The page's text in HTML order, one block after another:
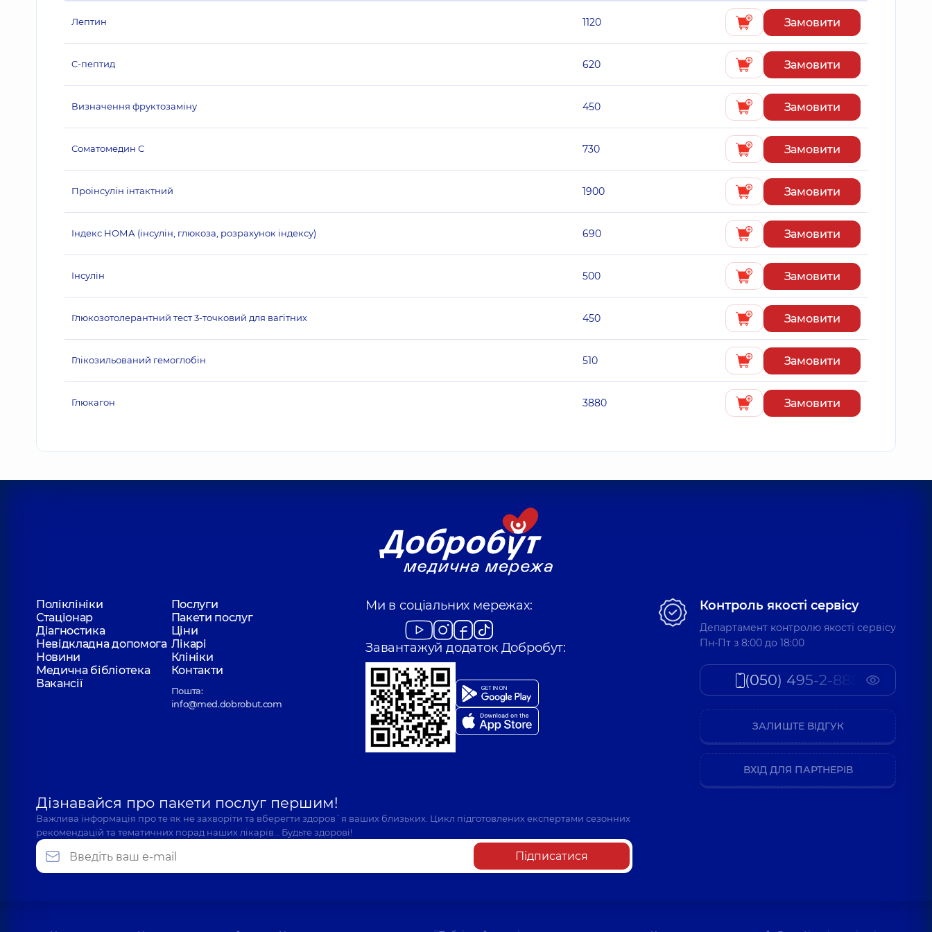
Лептин 1120 Замовити
C-пептид 620 Замовити
Визначення фруктозаміну 450 Замовити
Соматомедин С 730 Замовити
Проінсулін інтактний 1900 Замовити
Індекс НОМА (інсулін, глюкоза, розрахунок індексу) 690 Замовити
Інсулін 500 Замовити
Глюкозотолерантний тест 3-точковий для вагітних 450 Замовити
Глікозильований гемоглобін 510 Замовити
Глюкагон 3880 Замовити
Поліклініки
Послуги
Стаціонар
Пакети послуг
Діагностика
Ціни
Невідкладна допомога Лікарі
Новини
Клініки
Медична бібліотека
Контакти
Вакансії
Пошта:
info@med.dobrobut.com
Ми в соціальних мережах:
Завантажуй додаток Добробут:
Дізнавайся про пакети послуг першим!
Важлива інформація про те як не захворіти та вберегти здоров`я ваших близьких. Цикл підготовлених експертами сезонних
рекомендацій та тематичних порад наших лікарів… Будьте здорові!
Підписатися
Контроль якості сервісу
Департамент контролю якості сервісу
Пн-Пт з 8:00 до 18:00
(050) 495-2-888
ЗАЛИШТЕ ВІДГУК
ВХІД ДЛЯ ПАРТНЕРІВ